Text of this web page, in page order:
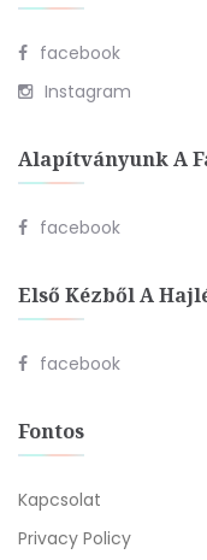
facebook
Instagram
Alapítványunk A
facebook
Első Kézből A
facebook
Fontos
Kapcsolat
Privacy Policy